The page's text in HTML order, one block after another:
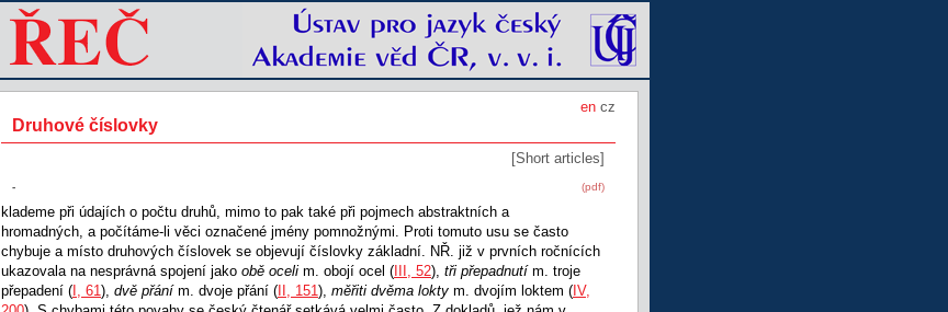
en cz
Druhové číslovky
[Short articles]
(pdf)
-
klademe při údajích o počtu druhů, mimo to pak také při pojmech abstraktních a
hromadných, a počítáme-li věci označené jmény pomnožnými. Proti tomuto usu se často
chybuje a místo druhových číslovek se objevují číslovky základní. NŘ. již v prvních ročnících
ukazovala na nesprávná spojení jako obě oceli m. obojí ocel ( III, 52), tři přepadnutí m. troje
přepadení ( I, 61), dvě přání m. dvoje přání ( II, 151), měřiti dvěma lokty m. dvojím loktem ( IV,